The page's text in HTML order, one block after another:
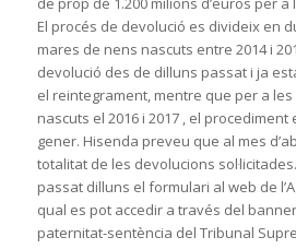
El procés de devolució es divideix en
mares de nens nascuts entre 2014 i
devolució des de dilluns passat i ja
el reintegrament, mentre que per a
nascuts el 2016 i 2017 , el
gener. Hisenda preveu que al mes
totalitat de les devolucions
passat dilluns el formulari al web de
qual es pot accedir a través del
paternitat-sentència del Tribunal